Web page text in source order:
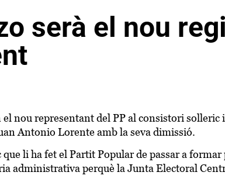
serà el nou
nou representant del PP al consistori solleric
Antonio Lorente amb la seva dimissió.
que li ha fet el Partit Popular de passar a
administrativa perquè la Junta Electoral